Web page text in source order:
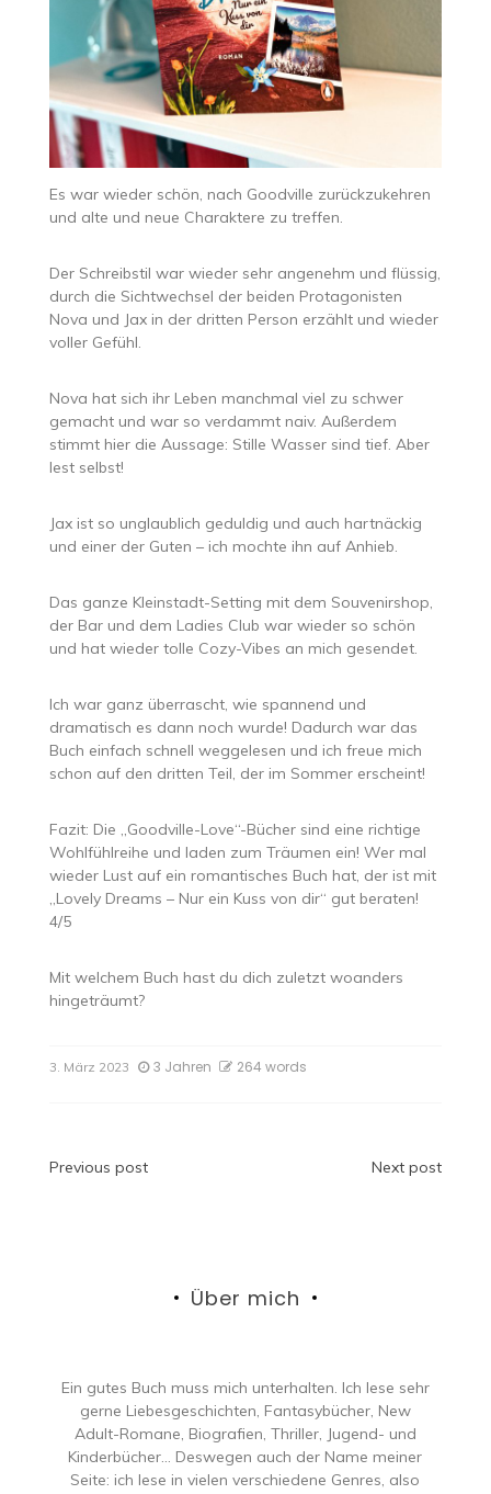
Es war wieder schön, nach Goodville zurückzukehren
und alte und neue Charaktere zu treffen.
Der Schreibstil war wieder sehr angenehm und flüssig,
durch die Sichtwechsel der beiden Protagonisten
Nova und Jax in der dritten Person erzählt und wieder
voller Gefühl.
Nova hat sich ihr Leben manchmal viel zu schwer
gemacht und war so verdammt naiv. Außerdem
stimmt hier die Aussage: Stille Wasser sind tief. Aber
lest selbst!
Jax ist so unglaublich geduldig und auch hartnäckig
und einer der Guten – ich mochte ihn auf Anhieb.
Das ganze Kleinstadt-Setting mit dem Souvenirshop,
der Bar und dem Ladies Club war wieder so schön
und hat wieder tolle Cozy-Vibes an mich gesendet.
Ich war ganz überrascht, wie spannend und
dramatisch es dann noch wurde! Dadurch war das
Buch einfach schnell weggelesen und ich freue mich
schon auf den dritten Teil, der im Sommer erscheint!
Fazit: Die „Goodville-Love“-Bücher sind eine richtige
Wohlfühlreihe und laden zum Träumen ein! Wer mal
wieder Lust auf ein romantisches Buch hat, der ist mit
„Lovely Dreams – Nur ein Kuss von dir“ gut beraten!
4/5
Mit welchem Buch hast du dich zuletzt woanders
hingeträumt?
3. März 2023 3 Jahren 264 words
Beitragsnavigation
Previous post Next post
Über mich
Ein gutes Buch muss mich unterhalten. Ich lese sehr
gerne Liebesgeschichten, Fantasybücher, New
Adult-Romane, Biografien, Thriller, Jugend- und
Kinderbücher… Deswegen auch der Name meiner
Seite: ich lese in vielen verschiedene Genres, also